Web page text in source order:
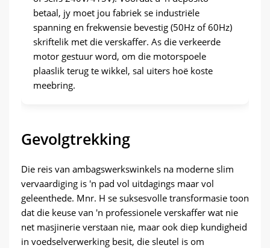
betaal, jy moet jou fabriek se industriële
spanning en frekwensie bevestig (50Hz of 60Hz)
skriftelik met die verskaffer. As die verkeerde
motor gestuur word, om die motorspoele
plaaslik terug te wikkel, sal uiters hoë koste
meebring.
Gevolgtrekking
Die reis van ambagswerkswinkels na moderne slim
vervaardiging is 'n pad vol uitdagings maar vol
geleenthede. Mnr. H se suksesvolle transformasie toon
dat die keuse van 'n professionele verskaffer wat nie
net masjinerie verstaan ​​nie, maar ook diep kundigheid
in voedselverwerking besit, die sleutel is om